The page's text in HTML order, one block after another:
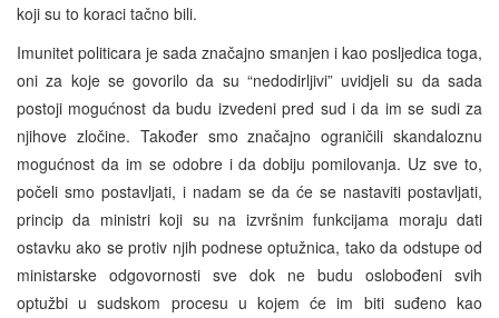
koji su to koraci tačno bili.
Imunitet politicara je sada značajno smanjen i kao posljedica toga,
oni za koje se govorilo da su “nedodirljivi” uvidjeli su da sada
postoji mogućnost da budu izvedeni pred sud i da im se sudi za
njihove zločine. Također smo značajno ograničili skandaloznu
mogućnost da im se odobre i da dobiju pomilovanja. Uz sve to,
počeli smo postavljati, i nadam se da će se nastaviti postavljati,
princip da ministri koji su na izvršnim funkcijama moraju dati
ostavku ako se protiv njih podnese optužnica, tako da odstupe od
ministarske odgovornosti sve dok ne budu oslobođeni svih
optužbi u sudskom procesu u kojem će im biti suđeno kao